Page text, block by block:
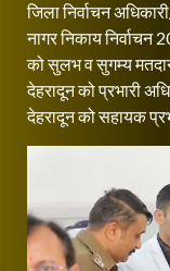
जिला निर्वाचन
नागर निकाय
को सुलभ व सुगम्य
देहरादून को प्रभारी
देहरादून को सहायक